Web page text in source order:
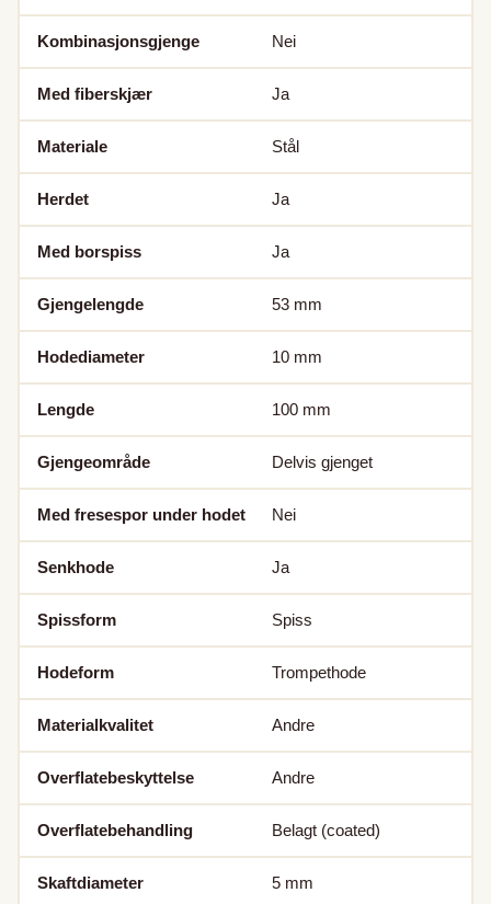
Kombinasjonsgjenge Nei
Med fiberskjær Ja
Materiale Stål
Herdet Ja
Med borspiss Ja
Gjengelengde 53 mm
Hodediameter 10 mm
Lengde 100 mm
Gjengeområde Delvis gjenget
Med fresespor under hodet Nei
Senkhode Ja
Spissform Spiss
Hodeform Trompethode
Materialkvalitet Andre
Overflatebeskyttelse Andre
Overflatebehandling Belagt (coated)
Skaftdiameter 5 mm